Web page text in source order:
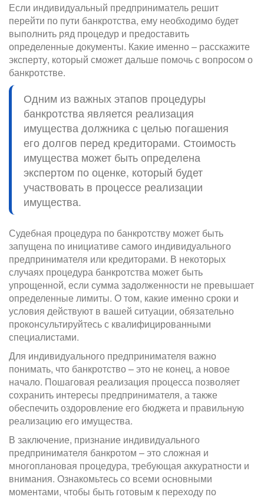
Если индивидуальный предприниматель решит
перейти по пути банкротства, ему необходимо будет
выполнить ряд процедур и предоставить
определенные документы. Какие именно – расскажите
эксперту, который сможет дальше помочь с вопросом о
банкротстве.
Одним из важных этапов процедуры
банкротства является реализация
имущества должника с целью погашения
его долгов перед кредиторами. Стоимость
имущества может быть определена
экспертом по оценке, который будет
участвовать в процессе реализации
имущества.
Судебная процедура по банкротству может быть
запущена по инициативе самого индивидуального
предпринимателя или кредиторами. В некоторых
случаях процедура банкротства может быть
упрощенной, если сумма задолженности не превышает
определенные лимиты. О том, какие именно сроки и
условия действуют в вашей ситуации, обязательно
проконсультируйтесь с квалифицированными
специалистами.
Для индивидуального предпринимателя важно
понимать, что банкротство – это не конец, а новое
начало. Пошаговая реализация процесса позволяет
сохранить интересы предпринимателя, а также
обеспечить оздоровление его бюджета и правильную
реализацию его имущества.
В заключение, признание индивидуального
предпринимателя банкротом – это сложная и
многоплановая процедура, требующая аккуратности и
внимания. Ознакомьтесь со всеми основными
моментами, чтобы быть готовым к переходу по